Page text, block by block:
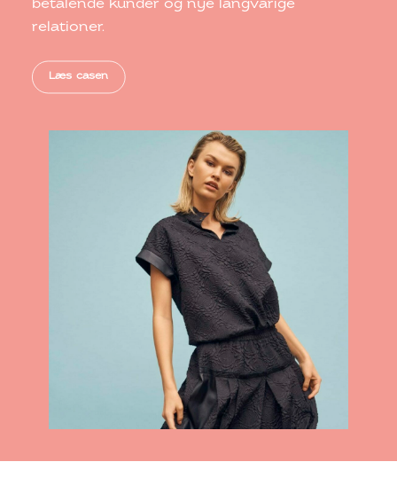
betalende kunder og nye langvarige
relationer.
Læs casen